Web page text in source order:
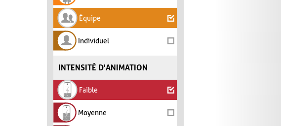
Équipe
Individuel
INTENSITÉ D'ANIMATION
Faible
Moyenne